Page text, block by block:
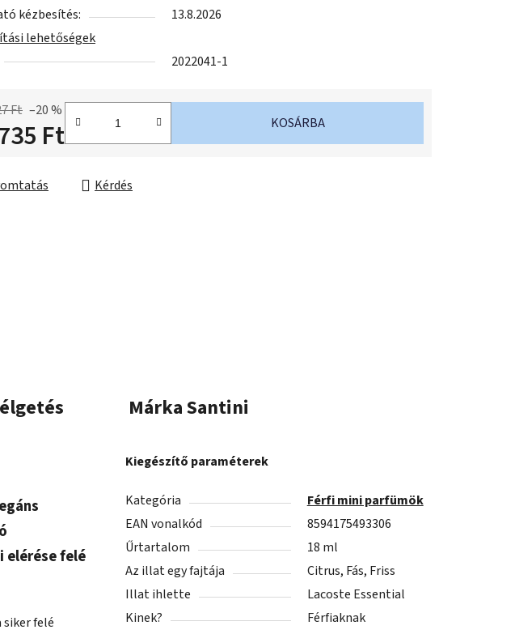
kézbesítés:
13.8.2026
lehetőségek
2022041-1
Ft –20 %
Ft KOSÁRBA
Kérdés
MárkaSantini
elérése felé
siker felé
Kiegészítő paraméterek
Kategória
Férfi mini parfümök
EAN vonalkód
8594175493306
Űrtartalom
18 ml
Az illat egy fajtája
Citrus, Fás, Friss
Illat ihlette
Lacoste Essential
Kinek?
Férfiaknak